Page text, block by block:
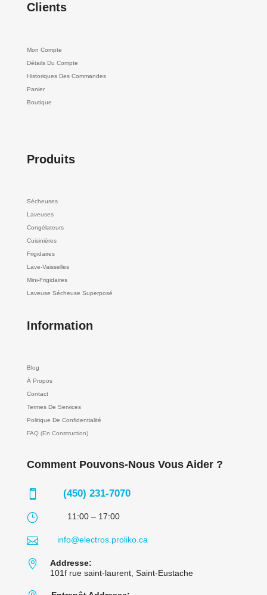
Clients
Mon Compte
Détails Du Compte
Historiques Des Commandes
Panier
Boutique
Produits
Sécheuses
Laveuses
Congélateurs
Cuisinières
Frigidaires
Lave-Vaisselles
Mini-Frigidaires
Laveuse Sécheuse Superposé
Information
Blog
À Propos
Contact
Termes De Services
Politique De Confidentialité
FAQ (En Construction)
Comment Pouvons-Nous Vous Aider ?
 (450) 231-7070
} 11:00 – 17:00
 info@electros.proliko.ca

Addresse:
101f rue saint-laurent, Saint-Eustache